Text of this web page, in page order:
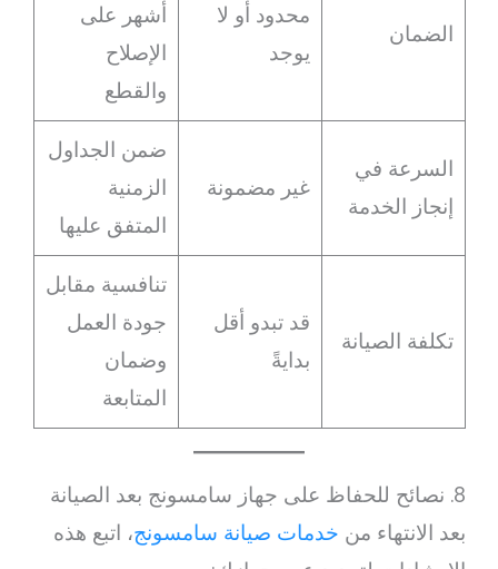
الضمان
محدود أو لا
يوجد
أشهر على
الإصلاح
والقطع
السرعة في
إنجاز الخدمة
غير مضمونة
ضمن الجداول
الزمنية
المتفق عليها
تكلفة الصيانة
قد تبدو أقل
بدايةً
تنافسية مقابل
جودة العمل
وضمان
المتابعة
8. نصائح للحفاظ على جهاز سامسونج بعد الصيانة
بعد الانتهاء من خدمات صيانة سامسونج، اتبع هذه